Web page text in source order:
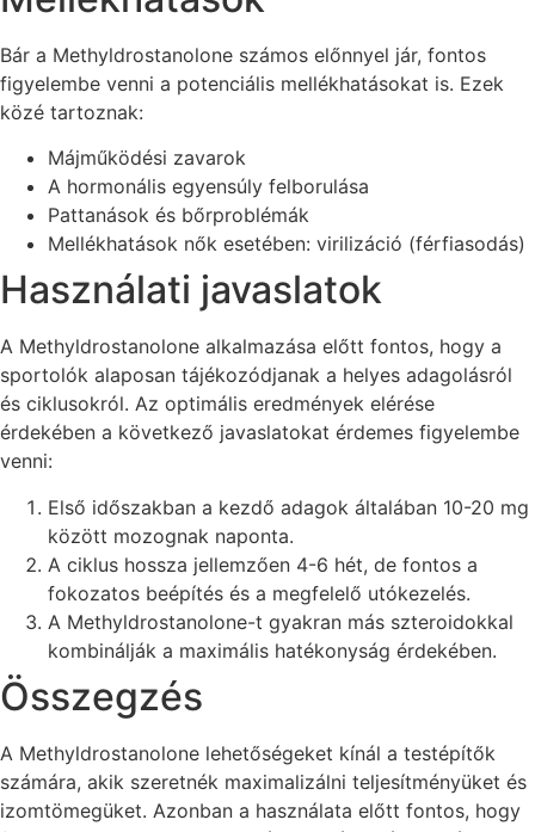
Bár a Methyldrostanolone számos előnnyel jár, fontos
figyelembe venni a potenciális mellékhatásokat is. Ezek
közé tartoznak:
Májműködési zavarok
A hormonális egyensúly felborulása
Pattanások és bőrproblémák
Mellékhatások nők esetében: virilizáció (férfiasodás)
Használati javaslatok
A Methyldrostanolone alkalmazása előtt fontos, hogy a
sportolók alaposan tájékozódjanak a helyes adagolásról
és ciklusokról. Az optimális eredmények elérése
érdekében a következő javaslatokat érdemes figyelembe
venni:
Első időszakban a kezdő adagok általában 10-20 mg
között mozognak naponta.
A ciklus hossza jellemzően 4-6 hét, de fontos a
fokozatos beépítés és a megfelelő utókezelés.
A Methyldrostanolone-t gyakran más szteroidokkal
kombinálják a maximális hatékonyság érdekében.
Összegzés
A Methyldrostanolone lehetőségeket kínál a testépítők
számára, akik szeretnék maximalizálni teljesítményüket és
izomtömegüket. Azonban a használata előtt fontos, hogy